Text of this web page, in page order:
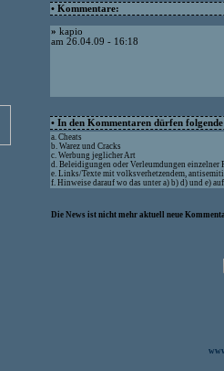
• Kommentare:
» kapio
am 26.04.09 - 16:18
• In den Kommentaren dürfen
a. Cheats
b. Warez und Cracks
c. Werbung jeglicher Art
d. Beleidigungen oder Verleumdungen einzelner
e. Links/Texte mit volksverhetzendem,
f. Hinweise darauf wo das unter a) b) d) und e)
Die News ist nicht mehr aktuell neue